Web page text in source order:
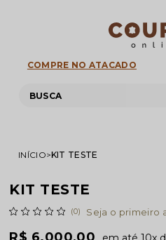
COMPRE NO ATACADO
INÍCIO KIT TESTE
KIT TESTE
(0) Seja o primeiro